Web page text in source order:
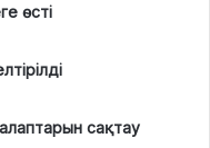
өсті
сақтау